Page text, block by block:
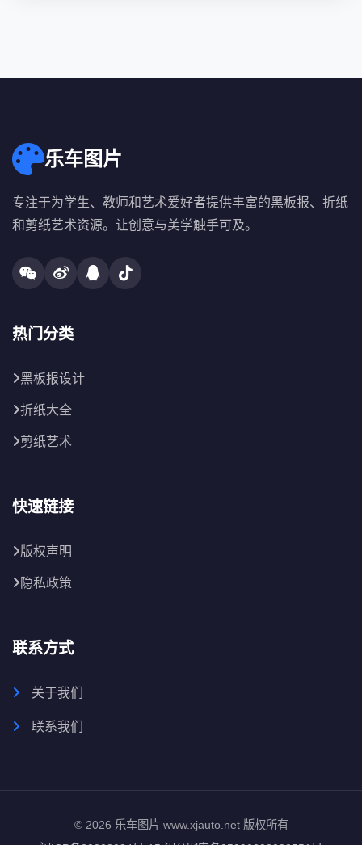
乐车图片
专注于为学生、教师和艺术爱好者提供丰富的黑板报、折纸
和剪纸艺术资源。让创意与美学触手可及。
热门分类
黑板报设计
折纸大全
剪纸艺术
快速链接
版权声明
隐私政策
联系方式
关于我们
联系我们
© 2026 乐车图片 www.xjauto.net 版权所有